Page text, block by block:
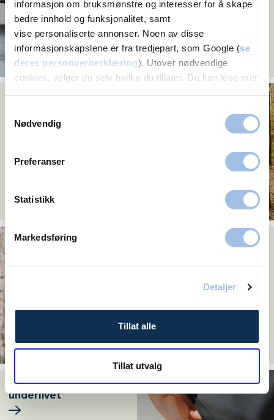
informasjon om bruksmønstre og interesser for å skape
bedre innhold og funksjonalitet, samt
vise personaliserte annonser. Noen av disse
informasjonskapslene er fra tredjepart, som Google (se
deres personvernerklæring). Utover nødvendige
cookies, velger du selv hvilke du tillater. Du kan lese mer
Nødvendig
Preferanser
Statistikk
Markedsføring
Detaljer
Tillat alle
Tillat utvalg
Alle kvinner bør ta
livmorhalsen
Hvilken prevensjon
5 ting du må vite om
underlivet